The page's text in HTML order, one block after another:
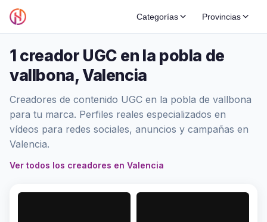
Categorías Provincias
1 creador UGC en la pobla de
vallbona, Valencia
Creadores de contenido UGC en la pobla de vallbona
para tu marca. Perfiles reales especializados en
vídeos para redes sociales, anuncios y campañas en
Valencia.
Ver todos los creadores en Valencia